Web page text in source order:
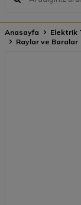
Anasayfa Elektrik
Raylar ve Baralar